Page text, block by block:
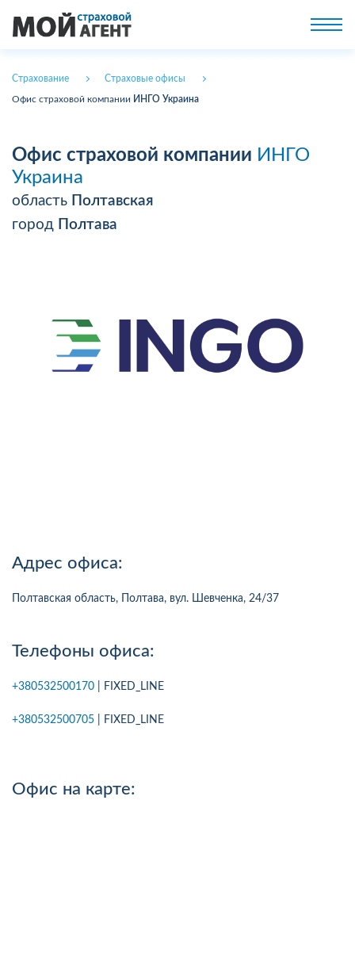
Страхование Страховые офисы
Офис страховой компании ИНГО Украина
Офис страховой компании ИНГО
Украина
область Полтавская
город Полтава
Адрес офиса:
Полтавская область, Полтава, вул. Шевченка, 24/37
Телефоны офиса:
+380532500170 | FIXED_LINE
+380532500705 | FIXED_LINE
Офис на карте: